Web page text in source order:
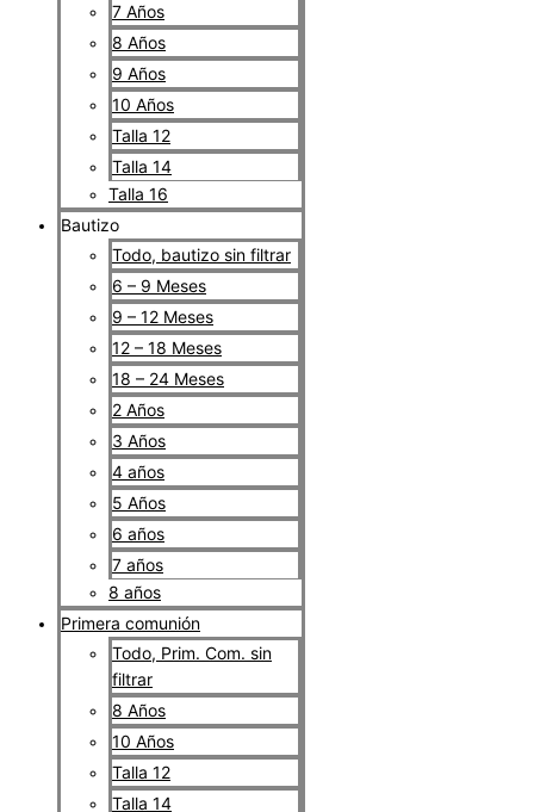
7 Años
8 Años
9 Años
10 Años
Talla 12
Talla 14
Talla 16
Bautizo
Todo, bautizo sin filtrar
6 – 9 Meses
9 – 12 Meses
12 – 18 Meses
18 – 24 Meses
2 Años
3 Años
4 años
5 Años
6 años
7 años
8 años
Primera comunión
Todo, Prim. Com. sin
filtrar
8 Años
10 Años
Talla 12
Talla 14